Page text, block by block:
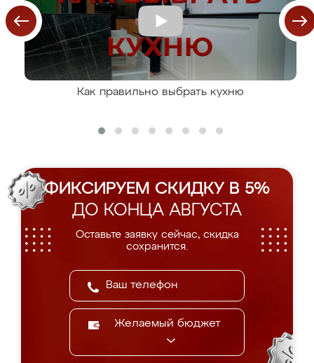
Как правильно выбрать кухню
ФИКСИРУЕМ СКИДКУ В 5%
ДО КОНЦА АВГУСТА
Оставьте заявку сейчас, скидка
сохранится.
Желаемый бюджет